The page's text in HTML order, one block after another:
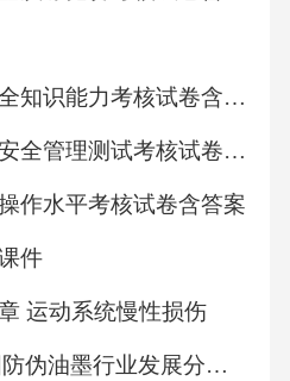
污，确保焊接质量。3.2
段长度进行预组装，
行编号，以便在隧道内
内管道安装施工4.1测量
：根据设计图纸，在
的中心线和支架的安
安装：支架的形式（如
导向支架）应根据管道
铝电解操作工安全知识能力考核试卷含答案
网络安全管理员安全管理测试考核试卷含答案
作水平考核试卷含答案
件
运动系统慢性损伤
2025至2030中国防伪油墨行业发展分析及市场发展趋势分析与未来投资战略咨询研究报告